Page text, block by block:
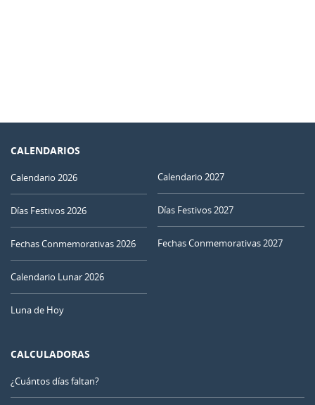
CALENDARIOS
Calendario 2026
Días Festivos 2026
Fechas Conmemorativas 2026
Calendario Lunar 2026
Luna de Hoy
Calendario 2027
Días Festivos 2027
Fechas Conmemorativas 2027
CALCULADORAS
¿Cuántos días faltan?